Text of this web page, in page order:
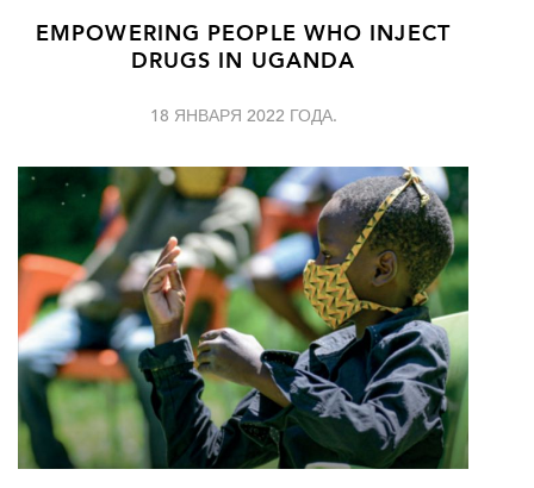
EMPOWERING PEOPLE WHO INJECT
DRUGS IN UGANDA
18 ЯНВАРЯ 2022 ГОДА.